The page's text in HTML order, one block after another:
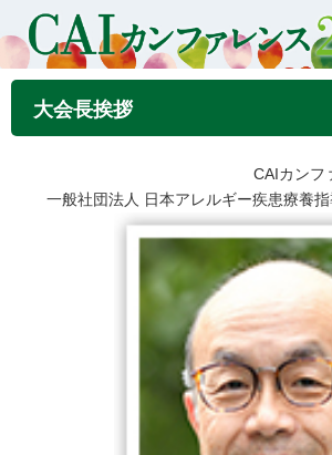
大会長挨拶
CAIカン
一般社団法人 日本アレルギー疾患療養